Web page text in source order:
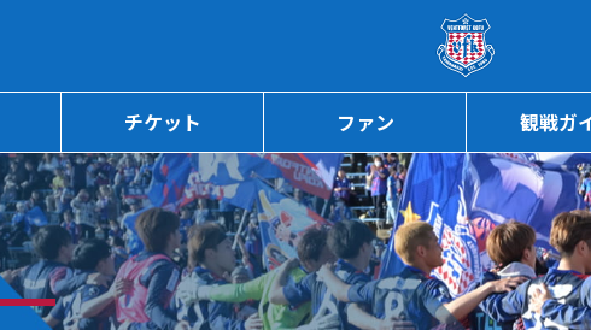
ページの本文へ
チケット ファン 観戦ガ